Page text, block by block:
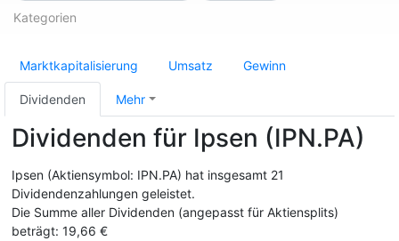
Kategorien
Marktkapitalisierung Umsatz Gewinn
Dividenden Mehr
Dividenden für Ipsen (IPN.PA)
Ipsen (Aktiensymbol: IPN.PA) hat insgesamt 21
Dividendenzahlungen geleistet.
Die Summe aller Dividenden (angepasst für Aktiensplits)
beträgt: 19,66 €